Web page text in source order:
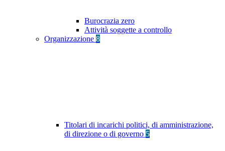
Burocrazia zero
Attività soggette a controllo
Organizzazione 8
Titolari di incarichi politici, di amministrazione,
di direzione o di governo 5